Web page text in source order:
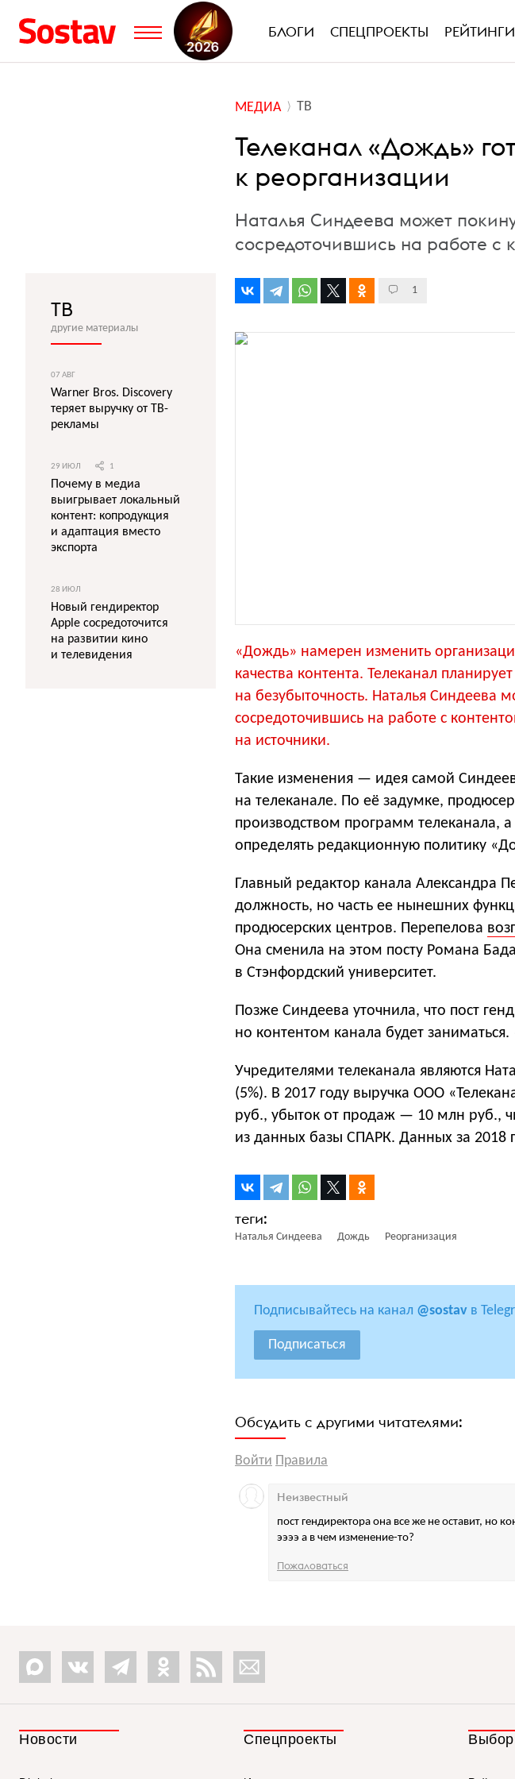
БЛОГИ СПЕЦПРОЕКТЫ РЕЙТИНГИ
МЕДИА ТВ
Телеканал «Дождь»
к реорганизации
Наталья Синдеева может
сосредоточившись на работе с
1
«Дождь» намерен изменить
качества контента. Телеканал
на безубыточность. Наталья Синдеева
сосредоточившись на работе с
на источники.
Такие изменения — идея самой
на телеканале. По её задумке,
производством программ телеканала,
определять редакционную политику
Главный редактор канала Александра
должность, но часть ее нынешних
продюсерских центров. Перепелова
Она сменила на этом посту Романа
в Стэнфордский университет.
Позже Синдеева уточнила, что пост
но контентом канала будет
Учредителями телеканала являются
(5%). В 2017 году выручка ООО
руб., убыток от продаж — 10 млн руб.,
из данных базы СПАРК. Данных за 2018
Наталья Синдеева Дождь Реорганизация
Подписывайтесь на канал @sostav в
Подписаться
Обсудить с другими читателями:
Войти Правила
пост гендиректора она все же не оставит, но
ээээ а в чем изменение-то?
Неизвестный
Пожаловаться
ТВ
другие материалы
07 АВГ
Warner Bros. Discovery
теряет выручку от ТВ-
рекламы
29 ИЮЛ 1
Почему в медиа
выигрывает локальный
контент: копродукция
и адаптация вместо
экспорта
28 ИЮЛ
Новый гендиректор
Apple сосредоточится
на развитии кино
и телевидения
Новости Спецпроекты Выбор